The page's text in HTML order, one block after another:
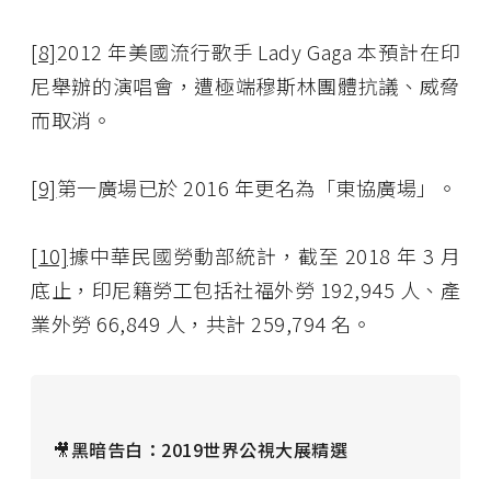
[8]2012 年美國流行歌手 Lady Gaga 本預計在印
尼舉辦的演唱會，遭極端穆斯林團體抗議、威脅
而取消。
[9]第一廣場已於 2016 年更名為「東協廣場」。
[10]據中華民國勞動部統計，截至 2018 年 3 月
底止，印尼籍勞工包括社福外勞 192,945 人、產
業外勞 66,849 人，共計 259,794 名。
🎥黑暗告白：2019世界公視大展精選